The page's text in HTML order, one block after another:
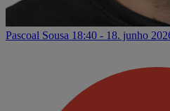
Pascoal Sousa 18:40 - 18. junho